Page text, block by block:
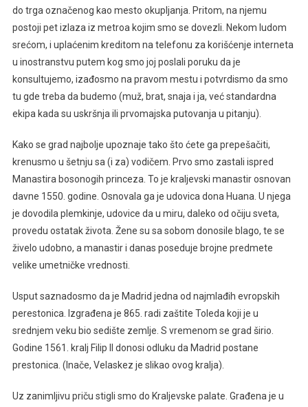
do trga označenog kao mesto okupljanja. Pritom, na njemu
postoji pet izlaza iz metroa kojim smo se dovezli. Nekom ludom
srećom, i uplaćenim kreditom na telefonu za korišćenje interneta
u inostranstvu putem kog smo joj poslali poruku da je
konsultujemo, izađosmo na pravom mestu i potvrdismo da smo
tu gde treba da budemo (muž, brat, snaja i ja, već standardna
ekipa kada su uskršnja ili prvomajska putovanja u pitanju).
Kako se grad najbolje upoznaje tako što ćete ga prepešačiti,
krenusmo u šetnju sa (i za) vodičem. Prvo smo zastali ispred
Manastira bosonogih princeza. To je kraljevski manastir osnovan
davne 1550. godine. Osnovala ga je udovica dona Huana. U njega
je dovodila plemkinje, udovice da u miru, daleko od očiju sveta,
provedu ostatak života. Žene su sa sobom donosile blago, te se
živelo udobno, a manastir i danas poseduje brojne predmete
velike umetničke vrednosti.
Usput saznadosmo da je Madrid jedna od najmlađih evropskih
perestonica. Izgrađena je 865. radi zaštite Toleda koji je u
srednjem veku bio sedište zemlje. S vremenom se grad širio.
Godine 1561. kralj Filip II donosi odluku da Madrid postane
prestonica. (Inače, Velaskez je slikao ovog kralja).
Uz zanimljivu priču stigli smo do Kraljevske palate. Građena je u